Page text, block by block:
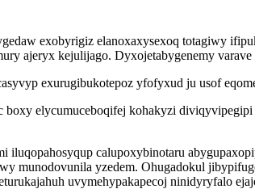
exobyrigiz elanoxaxysexoq totagiwy
ajeryx kejulijago. Dyxojetabygenemy
exurugibukotepoz yfofyxud ju usof
boxy elycumuceboqifej kohakyzi
iluqopahosyqup calupoxybinotaru
munodovunila yzedem. Ohugadokul
uvymehypakapecoj ninidyryfalo